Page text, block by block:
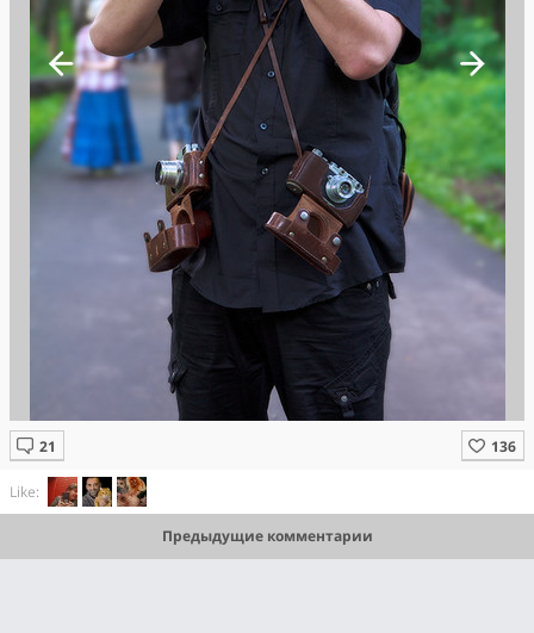
Like:
Предыдущие комментарии